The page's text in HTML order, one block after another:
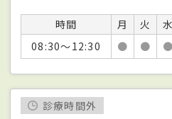
時間 月 火 水
08:30～12:30
● ● ●
診療時間外